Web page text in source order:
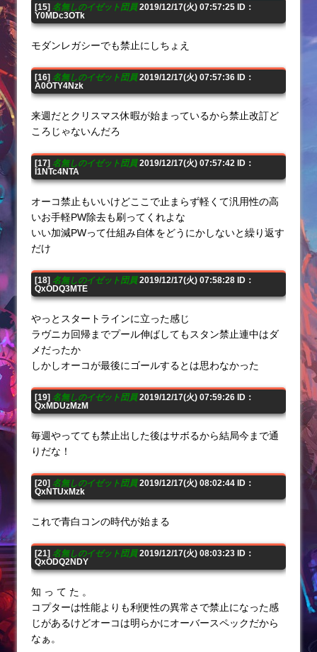
[15] 名無しのイゼット団員2019/12/17(火) 07:57:25 ID：
Y0MDc3OTk
モダンレガシーでも禁止にしちょえ
[16] 名無しのイゼット団員2019/12/17(火) 07:57:36 ID：
A0OTY4Nzk
来週だとクリスマス休暇が始まっているから禁止改訂ど
ころじゃないんだろ
[17] 名無しのイゼット団員2019/12/17(火) 07:57:42 ID：
I1NTc4NTA
オーコ禁止もいいけどここで止まらず軽くて汎用性の高
いお手軽PW除去も刷ってくれよな
いい加減PWって仕組み自体をどうにかしないと繰り返す
だけ
[18] 名無しのイゼット団員2019/12/17(火) 07:58:28 ID：
QxODQ3MTE
やっとスタートラインに立った感じ
ラヴニカ回帰までプール伸ばしてもスタン禁止連中はダ
メだったか
しかしオーコが最後にゴールするとは思わなかった
[19] 名無しのイゼット団員2019/12/17(火) 07:59:26 ID：
QxMDUzMzM
毎週やってても禁止出した後はサボるから結局今まで通
りだな！
[20] 名無しのイゼット団員2019/12/17(火) 08:02:44 ID：
QxNTUxMzk
これで青白コンの時代が始まる
[21] 名無しのイゼット団員2019/12/17(火) 08:03:23 ID：
QxODQ2NDY
知 っ て た 。
コプターは性能よりも利便性の異常さで禁止になった感
じがあるけどオーコは明らかにオーバースペックだから
なぁ。